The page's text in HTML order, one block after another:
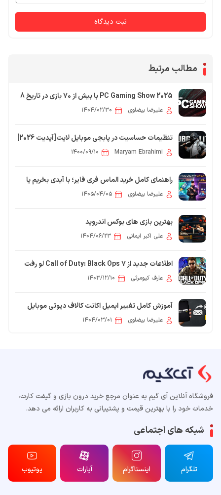
ثبت دیدگاه
مطالب مرتبط
PC Gaming Show 2025 با بیش از 70 بازی در تاریخ 8
ژوئن برگزار می‌شود
علیرضا بیضاوی ۱۴۰۴/۰۲/۳۰
تنظیمات حساسیت در پابجی موبایل لایت[آپدیت 2026]
Maryam Ebrahimi ۱۴۰۰/۰۹/۱۰
راهنمای کامل خرید الماس فری فایر؛ با آیدی بخریم یا
اطلاعات اکانت؟
علیرضا بیضاوی ۱۴۰۵/۰۴/۰۵
بهترین بازی های بوکس اندروید
علی اکبر ایمانی ۱۴۰۴/۰۶/۲۳
اطلاعات جدید از Call of Duty: Black Ops 7 لو رفت
عارف کیومرثی ۱۴۰۳/۱۲/۱۰
آموزش کامل تغییر ایمیل اکانت کالاف دیوتی موبایل
(Call of Duty Mobile)
علیرضا بیضاوی ۱۴۰۴/۰۳/۰۱
فروشگاه آنلاین آی گیم به عنوان مرجع خرید درون بازی و گیفت کارت،
خدمات خود را با بهترین قیمت و پشتییانی به کاربران ارائه می دهد.
شبکه های اجتماعی
تلگرام اینستاگرام آپارات یوتیوب